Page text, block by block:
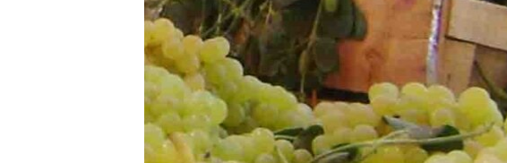
УКРАЇНСЬКА ПРОБЛЕМА КРИМУ